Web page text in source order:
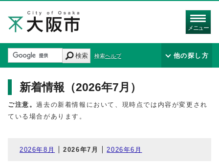
メニュー
検索 検索ヘルプ 他の探し方
新着情報（2026年7月）
ご注意。過去の新着情報において、現時点では内容が変更され
ている場合があります。
2026年8月 2026年7月 2026年6月